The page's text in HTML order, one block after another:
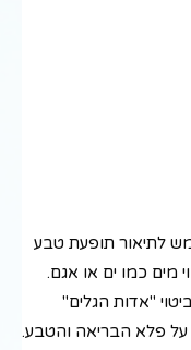
לתיאור תופעת טבע
מים כמו ים או אגם.
"אדות הגלים"
על פלא הבריאה והטבע.